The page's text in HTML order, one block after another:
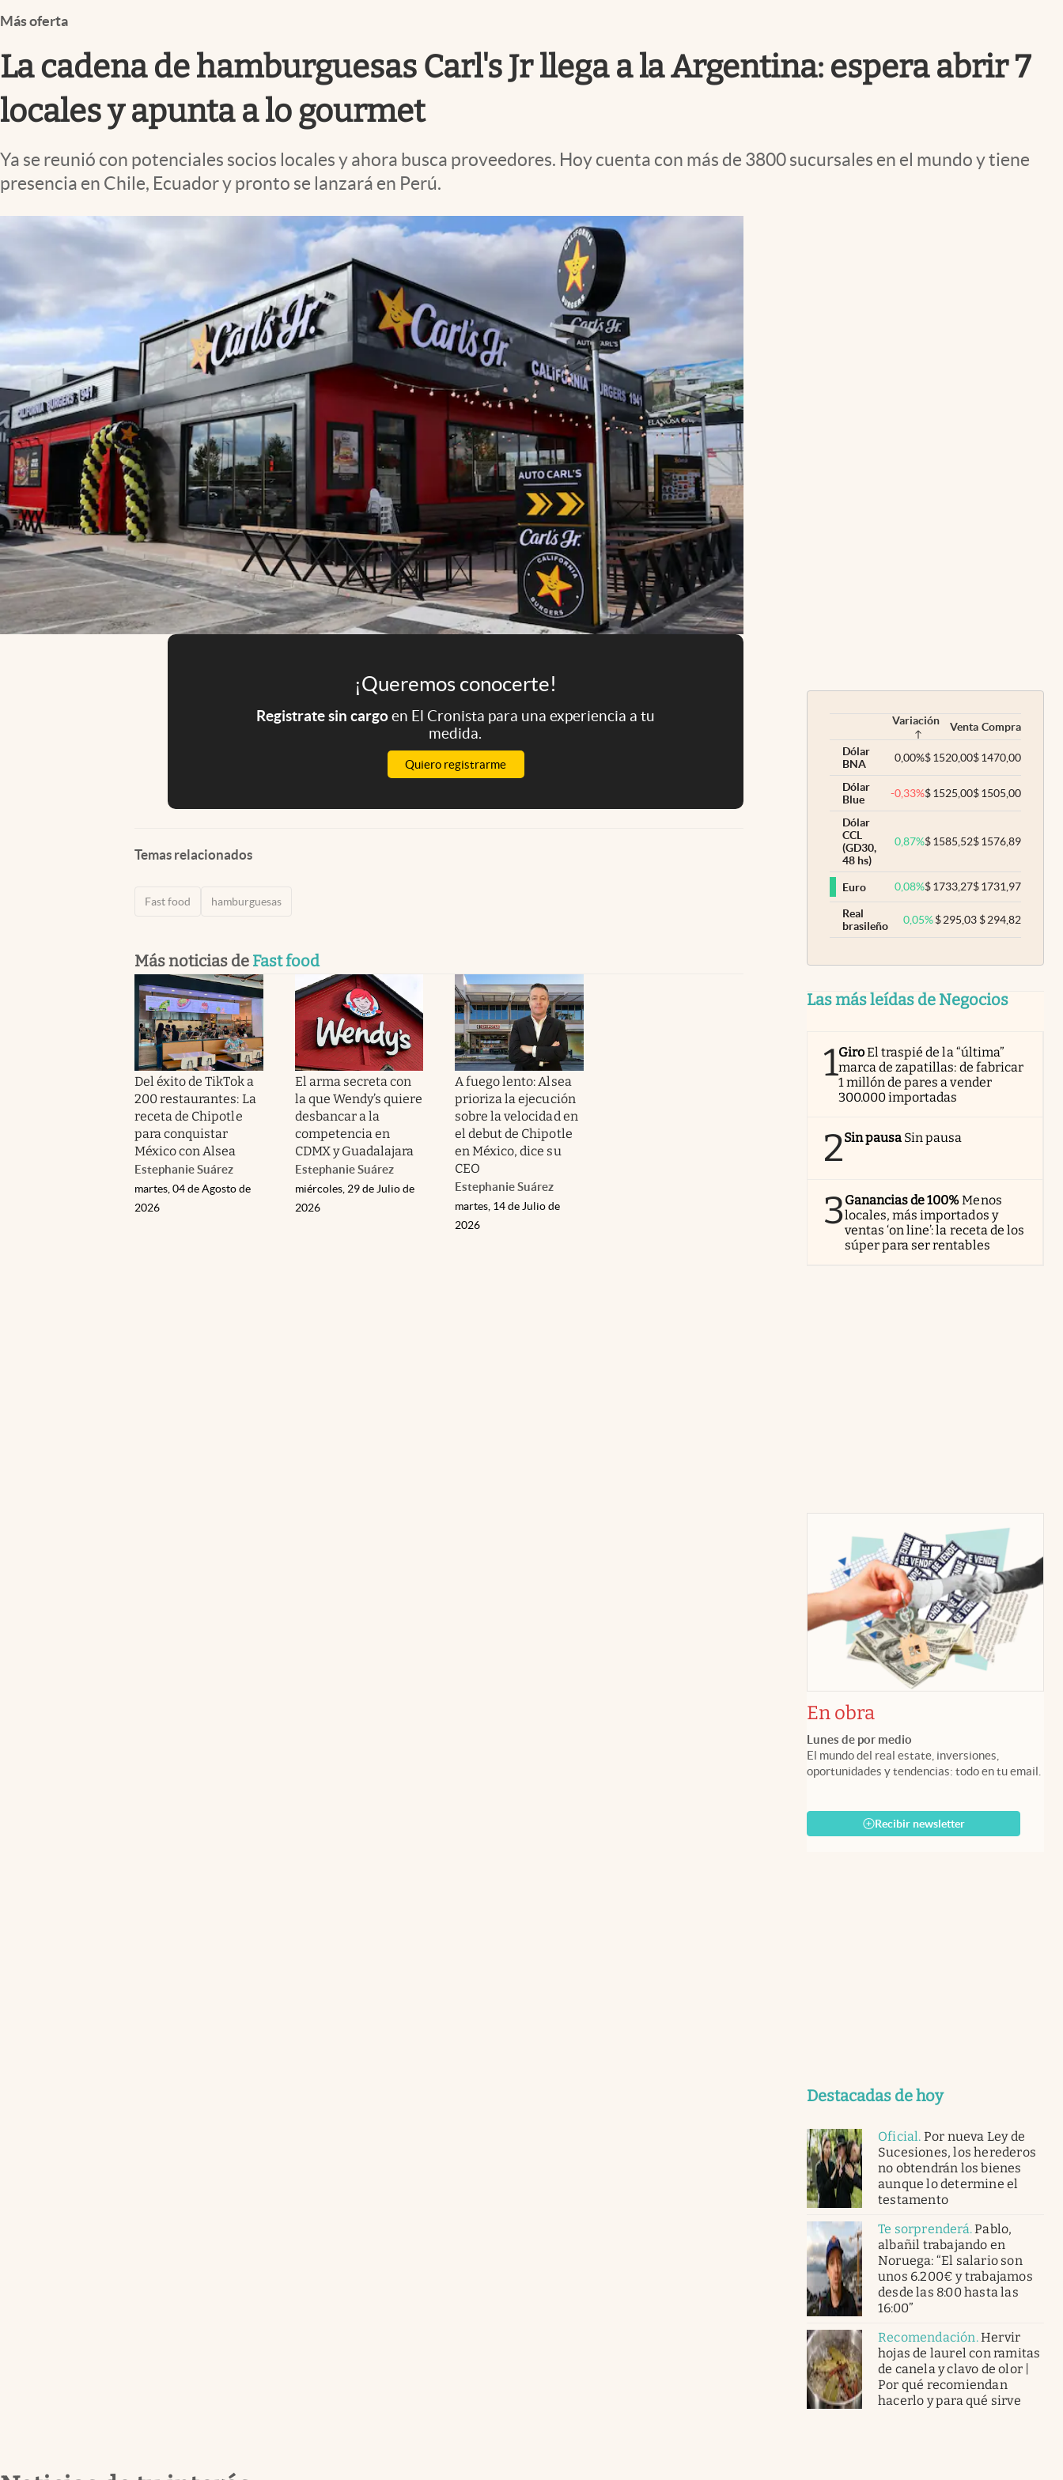
Clima
Mundial 2026
El Cronista Studio
Mediakit
abre en nueva pestaña
Más oferta
La cadena de hamburguesas Carl's Jr llega a la Argentina: espera abrir 7
locales y apunta a lo gourmet
Ya se reunió con potenciales socios locales y ahora busca proveedores. Hoy cuenta con más de 3800 sucursales en el mundo y tiene
presencia en Chile, Ecuador y pronto se lanzará en Perú.
¡Queremos conocerte!
Registrate sin cargoen El Cronista para una experiencia a tu
medida.
Quiero registrarme
Temas relacionados
Fast food hamburguesas
Más noticias de Fast food
Del éxito de TikTok a
200 restaurantes: La
receta de Chipotle
para conquistar
México con Alsea
Estephanie Suárez
martes, 04 de Agosto de
2026
El arma secreta con
la que Wendy’s quiere
desbancar a la
competencia en
CDMX y Guadalajara
Estephanie Suárez
miércoles, 29 de Julio de
2026
A fuego lento: Alsea
prioriza la ejecución
sobre la velocidad en
el debut de Chipotle
en México, dice su
CEO
Estephanie Suárez
martes, 14 de Julio de
2026
Variación Venta Compra
Dólar
BNA
0,00%$1520,00$1470,00
Dólar
Blue
-0,33%$1525,00$1505,00
Dólar
CCL
(GD30,
48 hs)
0,87%$1585,52$1576,89
Euro 0,08%$1733,27$1731,97
Real
brasileño
0,05% $295,03 $294,82
Las más leídas de Negocios
1GiroEl traspié de la “última”
marca de zapatillas: de fabricar
1 millón de pares a vender
300.000 importadas
2Sin pausa Sin pausa
3Ganancias de 100%Menos
locales, más importados y
ventas ‘on line’: la receta de los
súper para ser rentables
En obra
Lunes de por medio
El mundo del real estate, inversiones,
oportunidades y tendencias: todo en tu email.
Recibir newsletter
Destacadas de hoy
Oficial. Por nueva Ley de
Sucesiones, los herederos
no obtendrán los bienes
aunque lo determine el
testamento
Te sorprenderá.Pablo,
albañil trabajando en
Noruega: “El salario son
unos 6.200€ y trabajamos
desde las 8:00 hasta las
16:00”
Recomendación.Hervir
hojas de laurel con ramitas
de canela y clavo de olor |
Por qué recomiendan
hacerlo y para qué sirve